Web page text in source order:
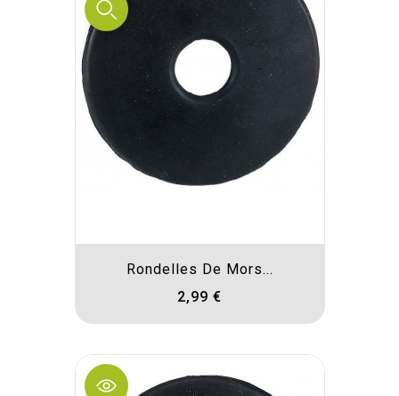
Rondelles De Mors...
2,99 €